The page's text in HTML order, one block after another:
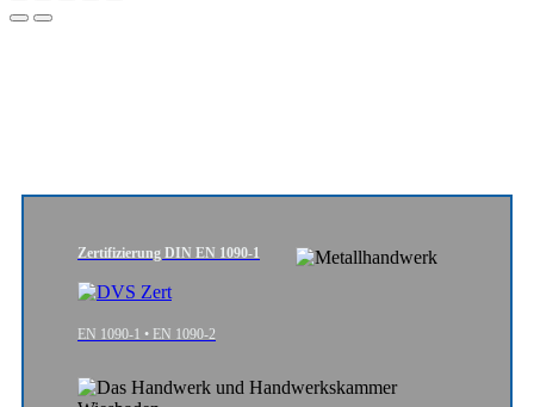
Zertifizierung DIN EN 1090-1
EN 1090-1 • EN 1090-2